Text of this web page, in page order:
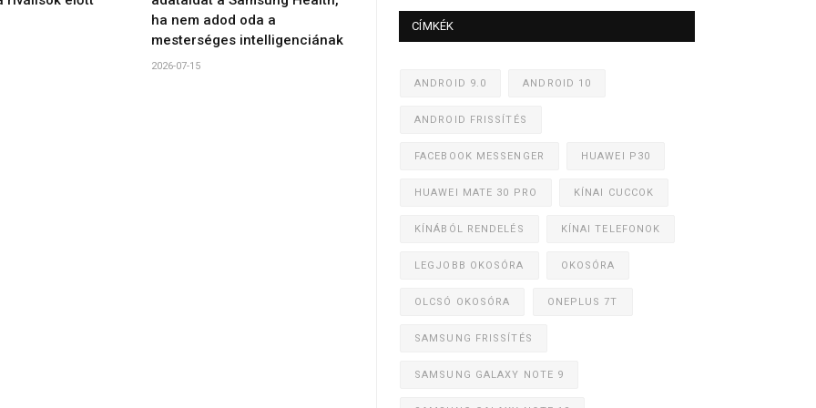
ha nem adod oda a
mesterséges intelligenciának
2026-07-15
CÍMKÉK
ANDROID 9.0 ANDROID 10
ANDROID FRISSÍTÉS
FACEBOOK MESSENGER HUAWEI P30
HUAWEI MATE 30 PRO KÍNAI CUCCOK
KÍNÁBÓL RENDELÉS KÍNAI TELEFONOK
LEGJOBB OKOSÓRA OKOSÓRA
OLCSÓ OKOSÓRA ONEPLUS 7T
SAMSUNG FRISSÍTÉS
SAMSUNG GALAXY NOTE 9